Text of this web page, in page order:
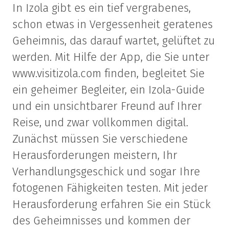
In Izola gibt es ein tief vergrabenes,
schon etwas in Vergessenheit geratenes
Geheimnis, das darauf wartet, gelüftet zu
werden. Mit Hilfe der App, die Sie unter
www.visitizola.com finden, begleitet Sie
ein geheimer Begleiter, ein Izola-Guide
und ein unsichtbarer Freund auf Ihrer
Reise, und zwar vollkommen digital.
Zunächst müssen Sie verschiedene
Herausforderungen meistern, Ihr
Verhandlungsgeschick und sogar Ihre
fotogenen Fähigkeiten testen. Mit jeder
Herausforderung erfahren Sie ein Stück
des Geheimnisses und kommen der